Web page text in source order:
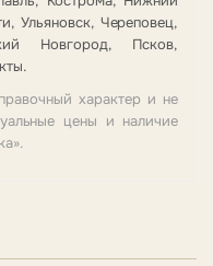
Ульяновск, Череповец,
Новгород, Псков,
характер и не
цены и наличие